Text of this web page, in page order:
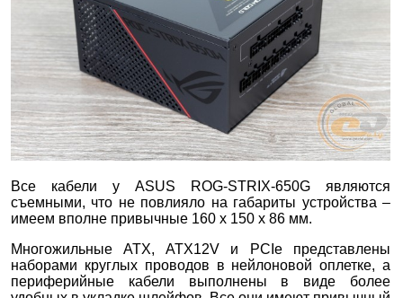
Все кабели у ASUS ROG-STRIX-650G являются
съемными, что не повлияло на габариты устройства –
имеем вполне привычные 160 х 150 х 86 мм.
Многожильные ATX, ATX12V и PCIe представлены
наборами круглых проводов в нейлоновой оплетке, а
периферийные кабели выполнены в виде более